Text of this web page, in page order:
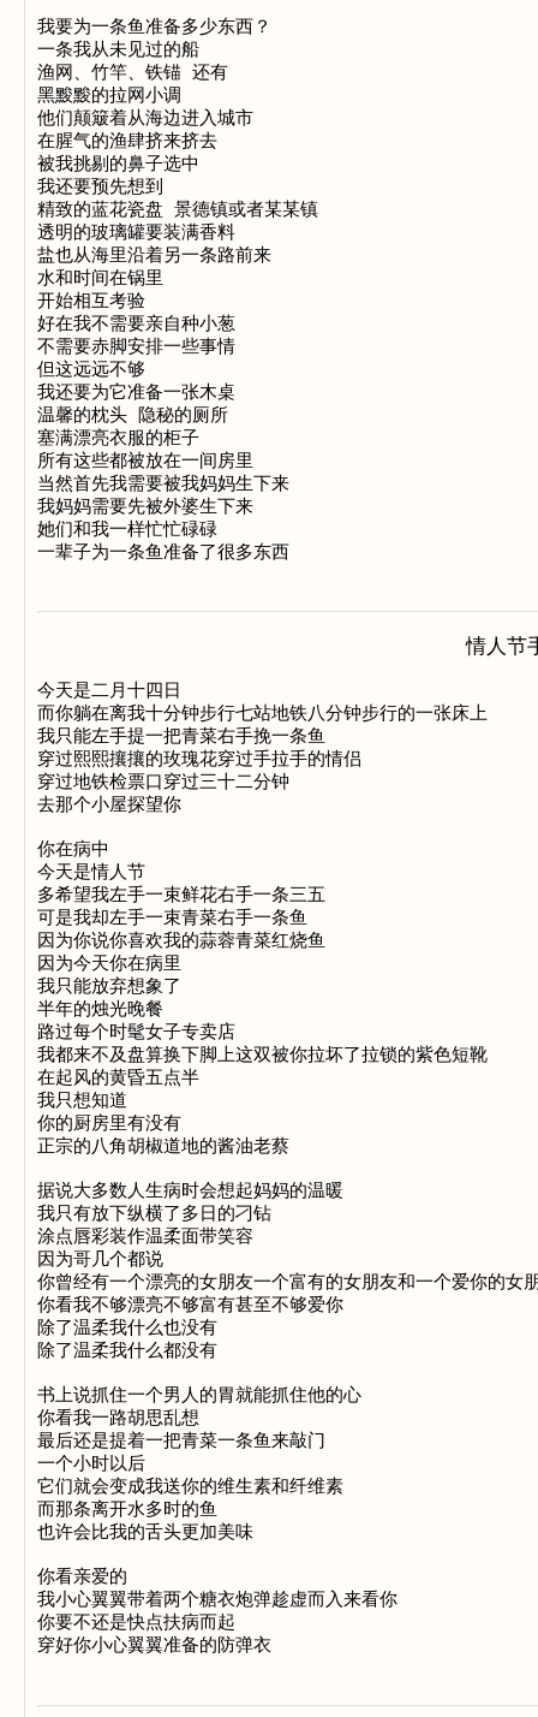
我要为一条鱼准备多少东西？
一条我从未见过的船
渔网、竹竿、铁锚 还有
黑黢黢的拉网小调
他们颠簸着从海边进入城市
在腥气的渔肆挤来挤去
被我挑剔的鼻子选中
我还要预先想到
精致的蓝花瓷盘 景德镇或者某某镇
透明的玻璃罐要装满香料
盐也从海里沿着另一条路前来
水和时间在锅里
开始相互考验
好在我不需要亲自种小葱
不需要赤脚安排一些事情
但这远远不够
我还要为它准备一张木桌
温馨的枕头 隐秘的厕所
塞满漂亮衣服的柜子
所有这些都被放在一间房里
当然首先我需要被我妈妈生下来
我妈妈需要先被外婆生下来
她们和我一样忙忙碌碌
情人节
今天是二月十四日
而你躺在离我十分钟步行七站地铁八分钟步行的一张床上
我只能左手提一把青菜右手挽一条鱼
穿过熙熙攘攘的玫瑰花穿过手拉手的情侣
穿过地铁检票口穿过三十二分钟
去那个小屋探望你
你在病中
今天是情人节
多希望我左手一束鲜花右手一条三五
可是我却左手一束青菜右手一条鱼
因为你说你喜欢我的蒜蓉青菜红烧鱼
因为今天你在病里
我只能放弃想象了
半年的烛光晚餐
路过每个时髦女子专卖店
我都来不及盘算换下脚上这双被你拉坏了拉锁的紫色短靴
在起风的黄昏五点半
我只想知道
你的厨房里有没有
正宗的八角胡椒道地的酱油老蔡
据说大多数人生病时会想起妈妈的温暖
我只有放下纵横了多日的刁钻
涂点唇彩装作温柔面带笑容
因为哥几个都说
你曾经有一个漂亮的女朋友一个富有的女朋友和一个爱你的女
你看我不够漂亮不够富有甚至不够爱你
除了温柔我什么也没有
除了温柔我什么都没有
书上说抓住一个男人的胃就能抓住他的心
你看我一路胡思乱想
最后还是提着一把青菜一条鱼来敲门
一个小时以后
它们就会变成我送你的维生素和纤维素
而那条离开水多时的鱼
也许会比我的舌头更加美味
你看亲爱的
我小心翼翼带着两个糖衣炮弹趁虚而入来看你
你要不还是快点扶病而起